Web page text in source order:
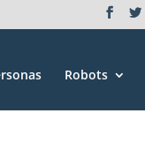
Robots